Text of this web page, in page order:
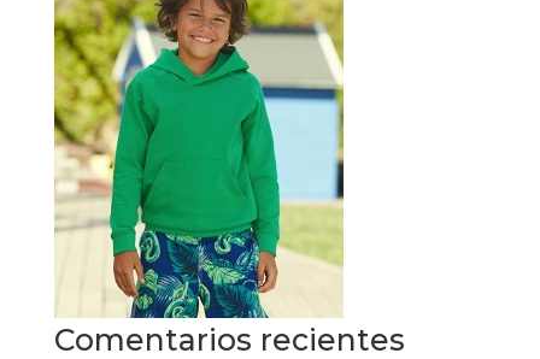
Comentarios recientes